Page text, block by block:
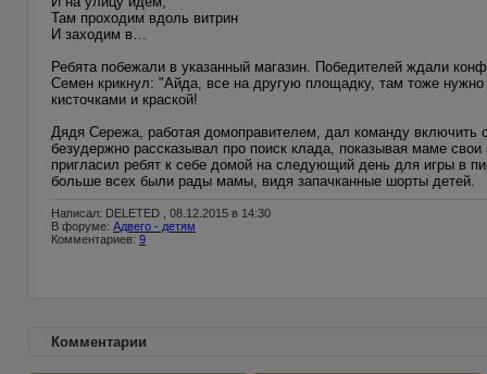
Там проходим вдоль витрин
И заходим в…
Ребята побежали в указанный магазин. Победителей ждали
Семен крикнул: "Айда, все на другую площадку, там тоже нужно
кисточками и краской!
Дядя Сережа, работая домоправителем, дал команду
безудержно рассказывал про поиск клада, показывая маме
пригласил ребят к себе домой на следующий день для игры в
больше всех были рады мамы, видя запачканные шорты детей.
Написал: DELETED , 08.12.2015 в 14:30
В форуме: Адвего - детям
Комментариев: 9
Комментарии